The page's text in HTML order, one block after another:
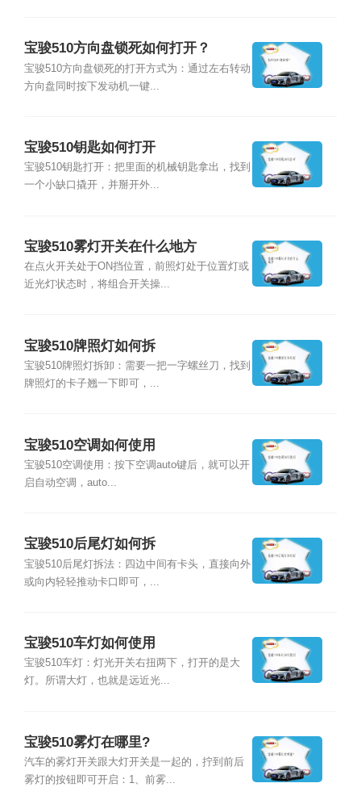
宝骏510方向盘锁死如何打开？
宝骏510方向盘锁死的打开方式为：通过左右转动
方向盘同时按下发动机一键...
宝骏510钥匙如何打开
宝骏510钥匙打开：把里面的机械钥匙拿出，找到
一个小缺口撬开，并掰开外...
宝骏510雾灯开关在什么地方
在点火开关处于ON挡位置，前照灯处于位置灯或
近光灯状态时，将组合开关操...
宝骏510牌照灯如何拆
宝骏510牌照灯拆卸：需要一把一字螺丝刀，找到
牌照灯的卡子翘一下即可，...
宝骏510空调如何使用
宝骏510空调使用：按下空调auto键后，就可以开
启自动空调，auto...
宝骏510后尾灯如何拆
宝骏510后尾灯拆法：四边中间有卡头，直接向外
或向内轻轻推动卡口即可，...
宝骏510车灯如何使用
宝骏510车灯：灯光开关右扭两下，打开的是大
灯。所谓大灯，也就是远近光...
宝骏510雾灯在哪里?
汽车的雾灯开关跟大灯开关是一起的，拧到前后
雾灯的按钮即可开启：1、前雾...